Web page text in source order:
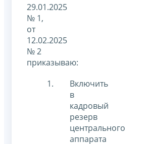
29.01.2025
№ 1,
от
12.02.2025
№ 2
приказываю:
Включить
в
кадровый
резерв
центрального
аппарата